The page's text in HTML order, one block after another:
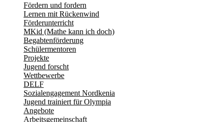
Fördern und fordern
Lernen mit Rückenwind
Förderunterricht
MKid (Mathe kann ich doch)
Begabtenförderung
Schülermentoren
Projekte
Jugend forscht
Wettbewerbe
DELF
Sozialengagement Nordkenia
Jugend trainiert für Olympia
Angebote
Arbeitsgemeinschaft